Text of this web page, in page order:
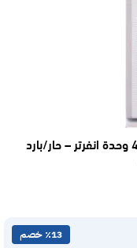
مكيف جري دولابي 44800 وحدة انفرتر – حار/بارد
٪13 خصم